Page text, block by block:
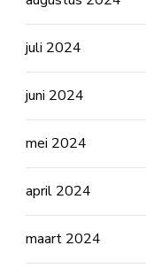
juli 2024
juni 2024
mei 2024
april 2024
maart 2024